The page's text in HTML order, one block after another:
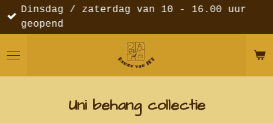
Ga
direct
de
Dinsdag / zaterdag van 10 - 16.00 uur
geopend
Uni behang collectie